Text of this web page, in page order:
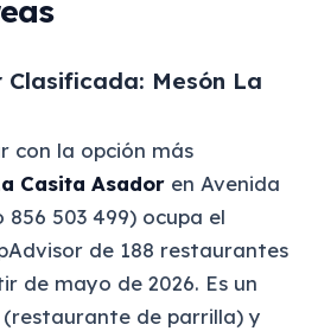
Clasificada: Mesón La
con la opción más
Casita Asador en Avenida
503 499) ocupa el
de 188 restaurantes
de mayo de 2026. Es un
de parrilla) y